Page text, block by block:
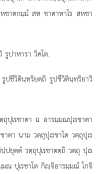
าตกมฺมํ สห ชาตาหาโร สหชา
รูปาหารา วิคโต.
ชีวิตินฺทฺริยตฺถิ รูปชีวิตินฺทฺริยาวิ
ปุเรชาตา ฉ อารมฺมณปุเรชาตา
ตา นาม วตฺถุปุเรชาโต วตฺถุปุเร
ปยุตฺตํ วตฺถุปุเรชาตตฺถิ วตฺถุ ปุเร
ณ ปุเรชาโต กิฺจิอารมฺมณํ โกจิ